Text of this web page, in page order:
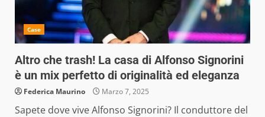
Case
Altro che trash! La casa di Alfonso Signorini
è un mix perfetto di originalità ed eleganza
Federica Maurino Marzo 7, 2025
Sapete dove vive Alfonso Signorini? Il conduttore del